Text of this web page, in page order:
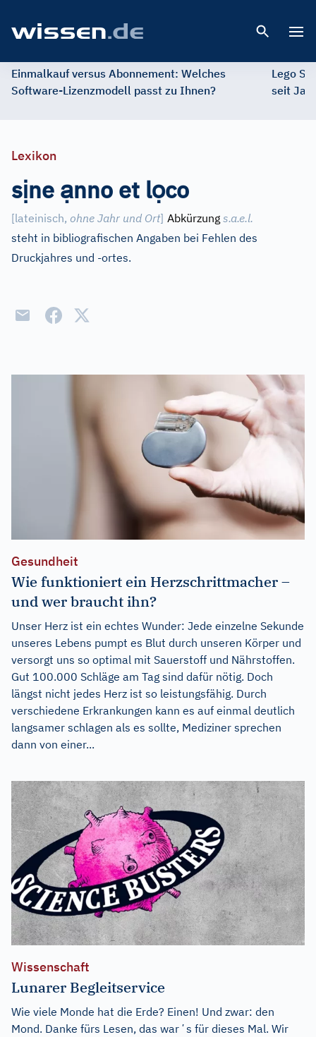
Einmalkauf versus Abonnement: Welches
Software-Lizenzmodell passt zu Ihnen?
Lego
seit
Lexikon
sịne ạnno et lọco
[lateinisch, ohne Jahr und Ort] Abkürzung s.a.e.l.
steht in bibliografischen Angaben bei Fehlen des
Druckjahres und -ortes.
Gesundheit
Wie funktioniert ein Herzschrittmacher –
und wer braucht ihn?
Unser Herz ist ein echtes Wunder: Jede einzelne Sekunde
unseres Lebens pumpt es Blut durch unseren Körper und
versorgt uns so optimal mit Sauerstoff und Nährstoffen.
Gut 100.000 Schläge am Tag sind dafür nötig. Doch
längst nicht jedes Herz ist so leistungsfähig. Durch
verschiedene Erkrankungen kann es auf einmal deutlich
langsamer schlagen als es sollte, Mediziner sprechen
dann von einer...
Wissenschaft
Lunarer Begleitservice
Wie viele Monde hat die Erde? Einen! Und zwar: den
Mond. Danke fürs Lesen, das warʼs für dieses Mal. Wir